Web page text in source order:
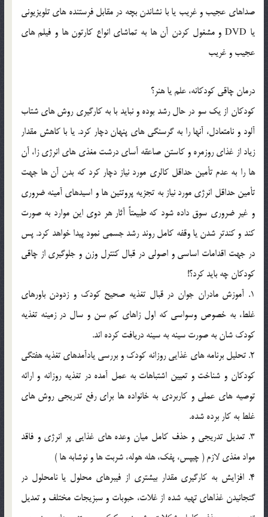
صداهاي عجيب و غريب يا با نشاندن بچه در مقابل فرستنده هاي تلويزيوني
يا DVD و مشغول کردن آن ها به تماشاي انواع کارتون ها و فيلم هاي
عجيب و غريب
درمان چاقي کودکانه، علم يا هنر؟
کودکان از يک سو در حال رشد بوده و نبايد با به کارگيري روش هاي شتاب
آلود و نامتعادل، آنها را به گرسنگي هاي پنهان دچار کرد. يا با کاهش مقدار
زياد از غذاي روزمره و کاستن صاعقه آساي درشت مغذي هاي انرژي زا، آن
ها را به عدم تأمين حداقل کالري مورد نياز دچار کرد که بدن آن ها جهت
تأمين حداقل انرژي مورد نياز به تجزيه پروتئين ها و اسيدهاي آمينه ضروري
و غير ضروري سوق داده شود که طبيعتاً آثار هر دوي اين موارد به صورت
کند و کندتر شدن يا وقفه کامل روند رشد جسمي نمود پيدا خواهد کرد. پس
در جهت اقدامات اساسي و اصولي در قبال کنترل وزن و جلوگيري از چاقي
کودکان چه بايد کرد؟!
1. آموزش مادران جوان در قبال تغذيه صحيح کودک و زدودن باورهاي
غلط، به خصوص وسواسي که اول زاهاي کم سن و سال در زمينه تغذيه
کودک شان به صورت سينه به سينه دريافت کرده اند.
2. تحليل برنامه هاي غذايي روزانه کودک و بررسي يادآمدهاي تغذيه هفتگي
کودکان و شناخت و تعيين اشتباهات به عمل آمده در تغذيه روزانه و ارائه
توصيه هاي عملي و کاربردي به خانواده ها براي رفع تدريجي روش هاي
غلط به کار برده شده.
3. تعديل تدريجي و حذف کامل ميان وعده هاي غذايي پر انرژي و فاقد
مواد مغذي لازم ( چيپس، پفک، هله هوله، شربت ها و نوشابه ها )
4. افزايش به کارگيري مقدار بيشتري از فيبرهاي محلول يا نامحلول در
گنجانيدن غذاهاي تهيه شده از غلات، حبوبات و سبزيجات مختلف و تعديل